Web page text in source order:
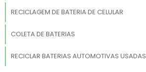
RECICLAGEM DE BATERIA DE CELULAR
COLETA DE BATERIAS
RECICLAR BATERIAS AUTOMOTIVAS USADAS